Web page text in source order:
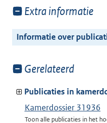
Toon
van:
Extra informatie
Informatie over
Toon
van:
Gerelateerd
Publicaties in
Kamerdossier 31936
Toon alle publicaties in het